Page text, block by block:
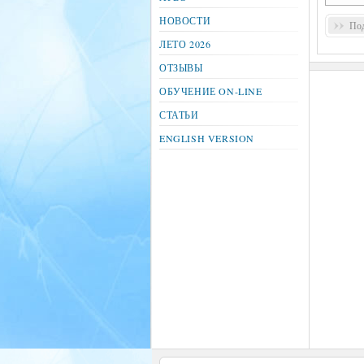
НОВОСТИ
ЛЕТО 2026
ОТЗЫВЫ
ОБУЧЕНИЕ ON-LINE
СТАТЬИ
ENGLISH VERSION